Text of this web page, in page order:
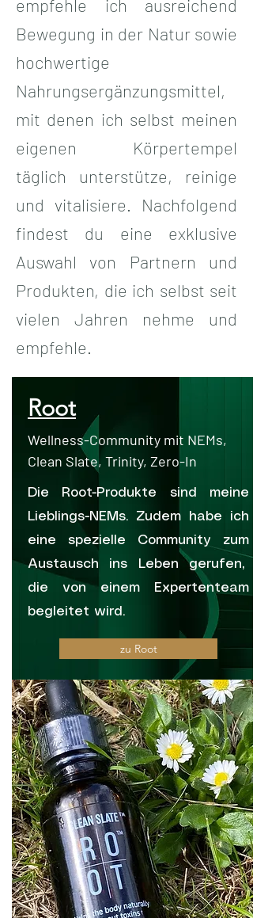
empfehle ich ausreichend
Bewegung in der Natur sowie
hochwertige
Nahrungsergänzungsmittel,
mit denen ich selbst meinen
eigenen Körpertempel
täglich unterstütze, reinige
und vitalisiere. Nachfolgend
findest du eine exklusive
Auswahl von Partnern und
Produkten, die ich selbst seit
vielen Jahren nehme und
empfehle.
Root
Wellness-Community mit NEMs,
Clean Slate, Trinity, Zero-In
Die Root-Produkte sind meine
Lieblings-NEMs. Zudem habe ich
eine spezielle Community zum
Austausch ins Leben gerufen,
die von einem Expertenteam
begleitet wird.
zu Root